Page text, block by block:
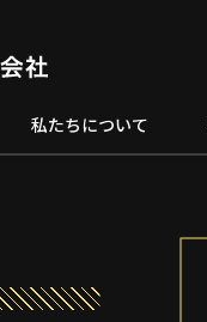
私たちについて